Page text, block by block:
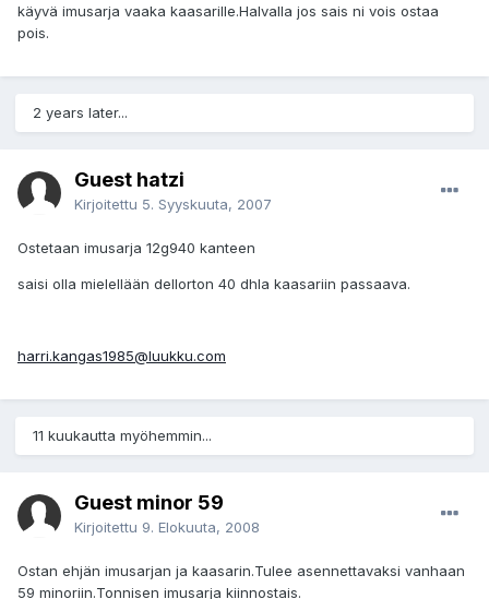
käyvä imusarja vaaka kaasarille.Halvalla jos sais ni vois ostaa
pois.
2 years later...
Guest hatzi
Kirjoitettu 5. Syyskuuta, 2007
Ostetaan imusarja 12g940 kanteen
saisi olla mielellään dellorton 40 dhla kaasariin passaava.
harri.kangas1985@luukku.com
11 kuukautta myöhemmin...
Guest minor 59
Kirjoitettu 9. Elokuuta, 2008
Ostan ehjän imusarjan ja kaasarin.Tulee asennettavaksi vanhaan
59 minoriin.Tonnisen imusarja kiinnostais.